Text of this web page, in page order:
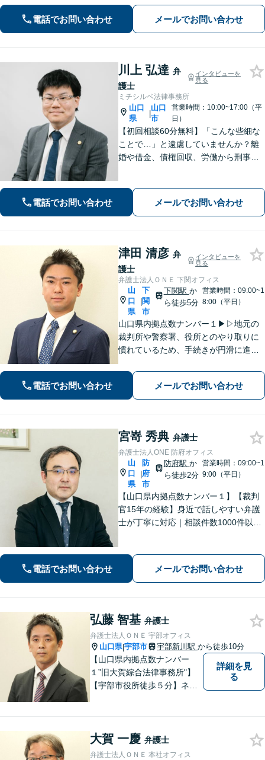
実調査と判例をリサーチし、不公平感
のない相続を実現【WEB面談】
電話でお問い合わせ メールでお問い合わせ
川上 弘達 弁
護士
インタビューを
見る
ミチシルベ法律事務所
山口
県
|
山口
市
営業時間：10:00~17:00（平
日）
【初回相談60分無料】「こんな些細な
ことで…」と遠慮していませんか？離
婚や借金、債権回収、労働から刑事事
ています。どんな小さなお悩みでも誠
心誠意お伺いいたします。気軽にご相
電話でお問い合わせ メールでお問い合わせ
津田 清彦 弁
護士
インタビューを
見る
弁護士法人ＯＮＥ 下関オフィス
山
口
県
|
下
関
市
下関駅 か
ら徒歩5分
営業時間：09:00~1
8:00（平日）
山口県内拠点数ナンバー１▶︎▷地元の
裁判所や警察署、役所とのやり取りに
慣れているため、手続きが円滑に進み
ことで、仕事帰りや急な事態でも相談
に行きやすくなります。法律トラブル
は「地域密着」の当事務所にご相談く
ださい。
電話でお問い合わせ メールでお問い合わせ
宮嵜 秀典 弁護士
弁護士法人ONE 防府オフィス
山
口
県
|
防
府
市
防府駅 か
ら徒歩2分
営業時間：09:00~1
9:00（平日）
【山口県内拠点数ナンバー１】【裁判
官15年の経験】身近で話しやすい弁護
士が丁寧に対応｜相談件数1000件以上
心してお任せください。【夜間対応】
電話でお問い合わせ メールでお問い合わせ
弘藤 智基 弁護士
弁護士法人ＯＮＥ 宇部オフィス
山口県|宇部市 宇部新川駅 から徒歩10分
【山口県内拠点数ナンバー
１”旧大賀綜合法律事務所"】
【宇部市役所徒歩５分】ネッ
相談ください。
詳細を見
る
大賀 一慶 弁護士
弁護士法人ＯＮＥ 本社オフィス